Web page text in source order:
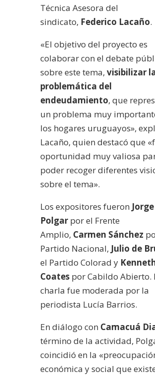
Técnica Asesora del
sindicato, Federico Lacaño.
«El objetivo del proyecto es
colaborar con el debate
sobre este tema, visibilizar
problemática del
endeudamiento, que
un problema muy
los hogares uruguayos»,
Lacaño, quien destacó que
oportunidad muy valiosa
poder recoger diferentes
sobre el tema».
Los expositores fueron Jorge
Polgarpor el Frente
Amplio, Carmen Sánchez
Partido Nacional, Julio de
el Partido Colorad y
Coatespor Cabildo Abierto.
charla fue moderada por la
periodista Lucía Barrios.
En diálogo con Camacuá
término de la actividad,
coincidió en la
económica y social que